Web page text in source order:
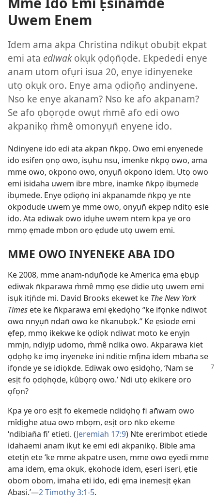
Uwem Enem
Idem ama akpa Christina ndikụt obubịt ekpat
emi ata ediwakokụk ọdọn̄ọde. Ekpededi enye
anam utom ofụri isua 20, enye idinyeneke
utọ okụk oro. Enye ama ọdiọn̄ọ andinyene.
Nso ke enye akanam? Nso ke afo akpanam?
Se afo ọbọrọde owụt m̀mê afo edi owo
akpanikọ m̀mê omonyụn̄ enyene ido.
Ndinyene ido edi ata akpan n̄kpọ. Owo emi enyenede
ido esifen ọnọ owo, isụhu nsu, imenke n̄kpọ owo, ama
mme owo, okpono owo, onyụn̄ okpono idem. Utọ owo
emi isidaha uwem ibre mbre, inamke n̄kpọ ibụmede
ibụmede. Enye ọdiọn̄ọ ini akpanamde n̄kpọ ye nte
okpodude uwem ye mme owo, onyụn̄ ekpep nditọ esie
ido. Ata ediwak owo idụhe uwem ntem kpa ye oro
mmọ ẹmade mbon oro ẹdude utọ uwem emi.
MME OWO INYENEKE ABA IDO
Ke 2008, mme anam-ndụn̄ọde ke America ẹma ẹbụp
ediwak n̄kparawa m̀mê mmọ ẹse didie utọ uwem emi
isụk itịn̄de mi. David Brooks ekewet ke The New York
Times ete ke n̄kparawa emi ẹkedọhọ “ke ifọnke ndiwot
owo nnyụn̄ ndan̄ owo ke n̄kanubọk.” Ke ẹsiode emi
ẹfep, mmọ ikekwe ke ọdiọk ndiwat moto ke enyịn
mmịn, ndiyịp udomo, m̀mê ndika owo. Akparawa kiet
ọdọhọ ke imọ inyeneke ini nditie mfịna idem mban̄a se
ifọnde ye se idiọkde. Ediwak owo ẹsidọhọ, ‘Nam se
esịt fo ọdọhọde, kûbọrọ owo.’ Ndi utọ ekikere oro
ọfọn?
Kpa ye oro esịt fo ekemede ndidọhọ fi an̄wam owo
mîdịghe atua owo mbọm, esịt oro n̄ko ekeme
‘ndibian̄a fi’ etieti. (Jeremiah 17:9) Nte ererimbot etiede
idahaemi anam ikụt ke emi edi akpanikọ. Bible ama
etetịn̄ ete ‘ke mme akpatre usen, mme owo ẹyedi mme
ama idem, ẹma okụk, ẹkohode idem, ẹseri iseri, ẹtie
obom obom, imaha eti ido, edi ẹma inemesịt ẹkan
Abasi.’—2 Timothy 3:1-5.